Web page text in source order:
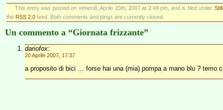
This entry was posted on venerdì, Aprile 20th, 2007 at 2:49 pm, and is filed under
the RSS 2.0 feed. Both comments and pings are currently closed.
Un commento a “Giornata frizzante”
dariofox:
20 Aprile 2007, 17:37
a proposito di bici … forse hai una (mia) pompa a mano blu ? temo